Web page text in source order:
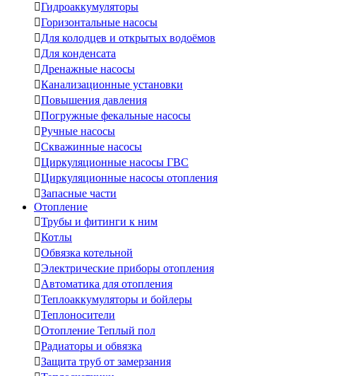
Гидроаккумуляторы
Горизонтальные насосы
Для колодцев и открытых водоёмов
Для конденсата
Дренажные насосы
Канализационные установки
Повышения давления
Погружные фекальные насосы
Ручные насосы
Скважинные насосы
Циркуляционные насосы ГВС
Циркуляционные насосы отопления
Запасные части
Отопление
Трубы и фитинги к ним
Котлы
Обвязка котельной
Электрические приборы отопления
Автоматика для отопления
Теплоаккумуляторы и бойлеры
Теплоносители
Отопление Теплый пол
Радиаторы и обвязка
Защита труб от замерзания